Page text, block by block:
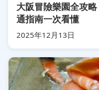
大阪冒險樂園全攻
通指南一次看懂
2025年12月13日